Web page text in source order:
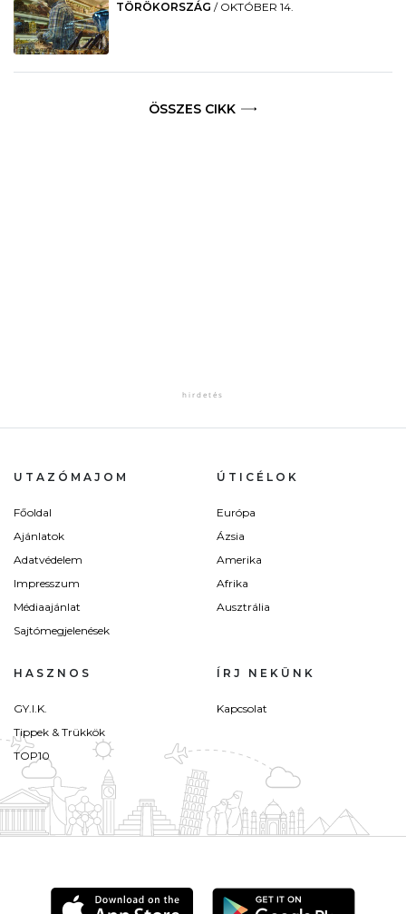
TÖRÖKORSZÁG / OKTÓBER 14.
ÖSSZES CIKK
UTAZÓMAJOM
Főoldal
Ajánlatok
Adatvédelem
Impresszum
Médiaajánlat
Sajtómegjelenések
ÚTICÉLOK
Európa
Ázsia
Amerika
Afrika
Ausztrália
HASZNOS
GY.I.K.
Tippek & Trükkök
TOP10
ÍRJ NEKÜNK
Kapcsolat